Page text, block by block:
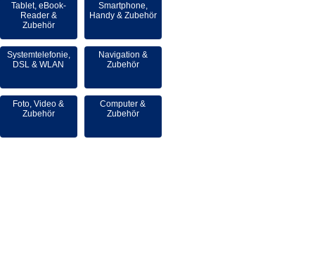
Tablet, eBook-
Reader &
Zubehör
Smartphone,
Handy & Zubehör
Systemtelefonie,
DSL & WLAN
Navigation &
Zubehör
Foto, Video &
Zubehör
Computer &
Zubehör